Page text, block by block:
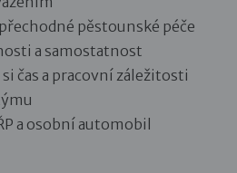
pěstounské péče
a samostatnost
čas a pracovní záležitosti
a osobní automobil